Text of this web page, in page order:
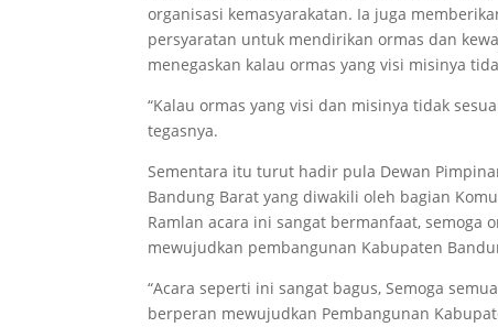
organisasi kemasyarakatan. Ia juga
persyaratan untuk mendirikan ormas dan
menegaskan kalau ormas yang visi misinya
“Kalau ormas yang visi dan misinya tidak
tegasnya.
Sementara itu turut hadir pula Dewan
Bandung Barat yang diwakili oleh bagian
Ramlan acara ini sangat bermanfaat,
mewujudkan pembangunan Kabupaten
“Acara seperti ini sangat bagus, Semoga
berperan mewujudkan Pembangunan